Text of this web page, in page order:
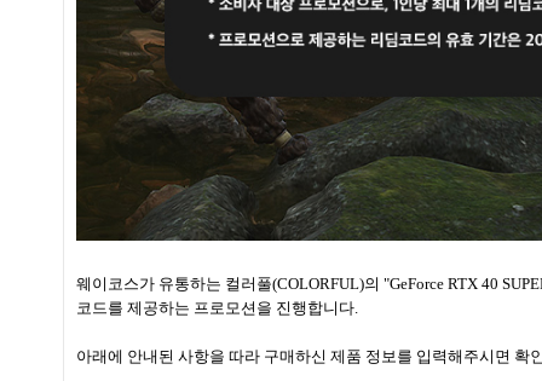
웨이코스가 유통하는 컬러풀(COLORFUL)의 "GeForce RTX 40
코드를 제공하는 프로모션을 진행합니다.
아래에 안내된 사항을 따라 구매하신 제품 정보를 입력해주시면